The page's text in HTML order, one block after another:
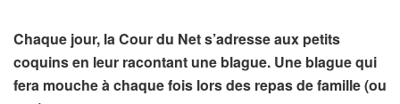
Chaque jour, la Cour du Net s’adresse aux petits
coquins en leur racontant une blague. Une blague qui
fera mouche à chaque fois lors des repas de famille (ou